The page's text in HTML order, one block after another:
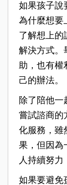
如果孩子說
為什麼想要
了解想上的
解決方式。
助，也有權
己的辦法。
除了陪他
嘗試諮商的
化服務，雖
果，但因為
人持續努力
如果要避免